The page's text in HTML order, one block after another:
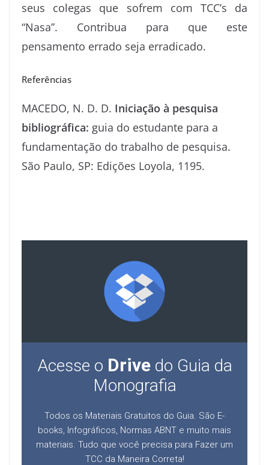
seus colegas que sofrem com TCC’s da
“Nasa”. Contribua para que este
pensamento errado seja erradicado.
Referências
MACEDO, N. D. D. Iniciação à pesquisa
bibliográfica: guia do estudante para a
fundamentação do trabalho de pesquisa.
São Paulo, SP: Edições Loyola, 1195.
Acesse o Drivedo Guia da
Monografia
Todos os Materiais Gratuitos do Guia. São E-
books, Infográficos, Normas ABNT e muito mais
materiais. Tudo que você precisa para Fazer um
TCC da Maneira Correta!